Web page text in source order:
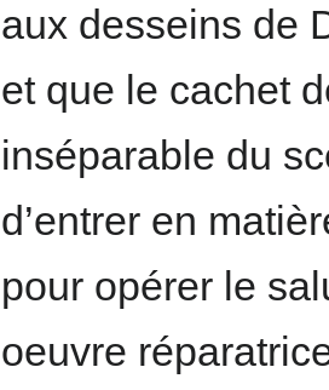
aux desseins de
et que le cachet
inséparable du
d’entrer en
pour opérer le
oeuvre